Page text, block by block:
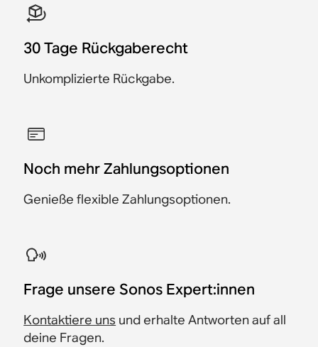
30 Tage Rückgaberecht
Unkomplizierte Rückgabe.
Noch mehr Zahlungsoptionen
Genieße flexible Zahlungsoptionen.
​Frage unsere Sonos Expert:innen
Kontaktiere uns und erhalte Antworten auf all
deine Fragen.